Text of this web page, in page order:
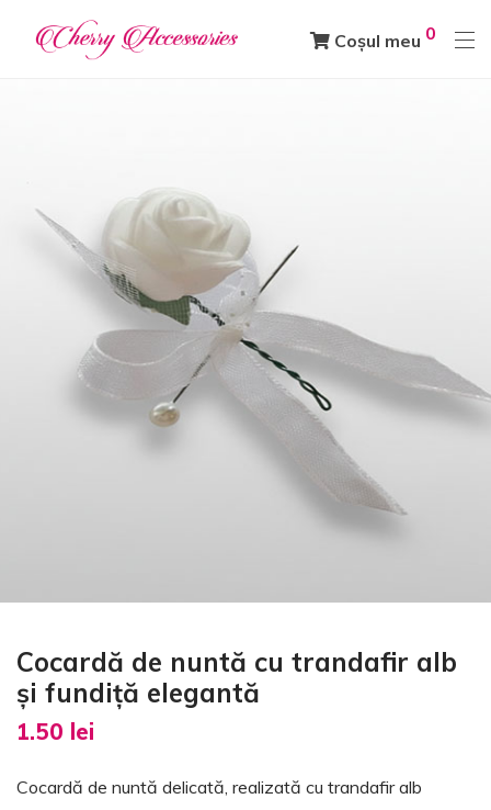
Coșul meu 0
Cocardă de nuntă cu trandafir alb
și fundiță elegantă
1.50 lei
Cocardă de nuntă delicată, realizată cu trandafir alb